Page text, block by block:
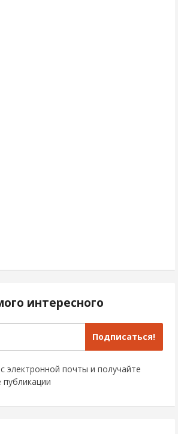
интересного
Подписаться!
электронной почты и получайте